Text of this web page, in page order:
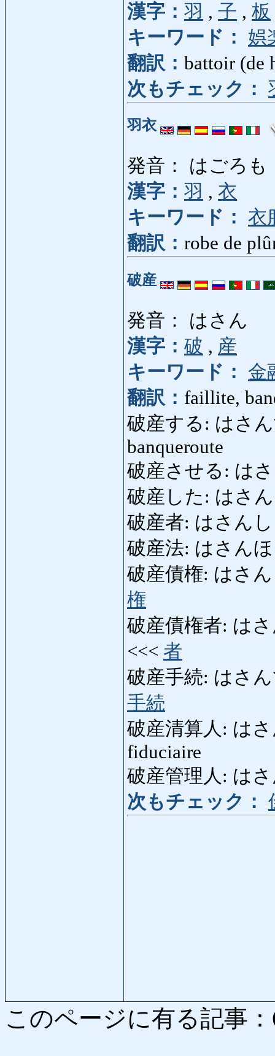
漢字： 羽 , 子 , 板
キーワード：
娯
翻訳： battoir (de
次もチェック：
羽衣
発音： はごろも
漢字： 羽 , 衣
キーワード： 衣
翻訳： robe de
破産
発音： はさん
漢字： 破 , 産
キーワード： 金
翻訳： faillite,
破産する: はさ
banqueroute
破産させる: は
破産した: はさ
破産者: はさん
破産法: はさん
破産債権: はさ
権
破産債権者: は
<<< 者
破産手続: はさん
手続
破産清算人: は
fiduciaire
破産管理人: は
次もチェック：
このページに有る記事